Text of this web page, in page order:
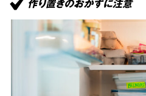
作り置きのおかずに注意